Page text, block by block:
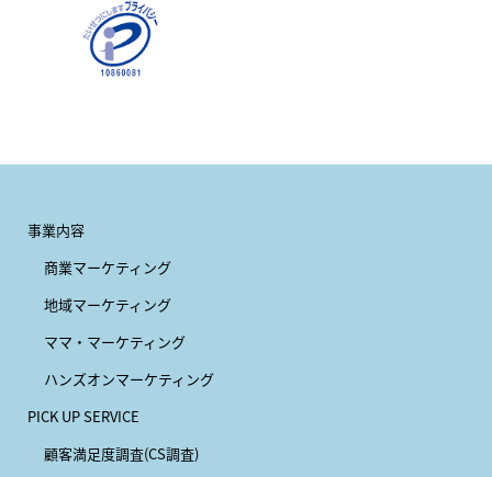
事業内容
商業マーケティング
地域マーケティング
ママ・マーケティング
ハンズオンマーケティング
PICK UP SERVICE
顧客満足度調査(CS調査)